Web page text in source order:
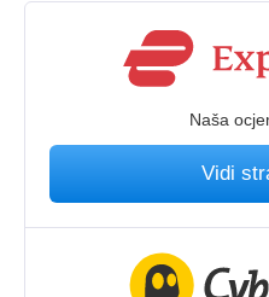
Naša
Vidi